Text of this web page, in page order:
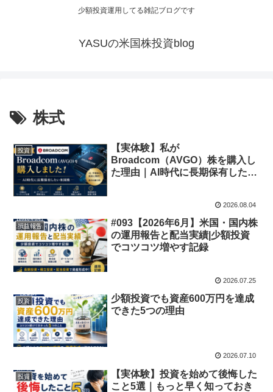
少額投資運用してる雑記ブログです
YASUの米国株投資blog
株式
投資
【実体験】私が
Broadcom（AVGO）株を購入し
た理由｜AI時代に長期保有したい
2026.08.04
損益報告
#093【2026年6月】米国・国内株
の運用報告と配当実績|少額投資
でコツコツ増やす記録
2026.07.25
投資
少額投資でも資産600万円を達成
できた5つの理由
2026.07.10
投資
【実体験】投資を始めて後悔した
こと5選｜もっと早く知っておき